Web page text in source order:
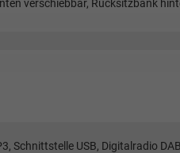
verschiebbar, Rücksitzbank
Schnittstelle USB, Digitalradio